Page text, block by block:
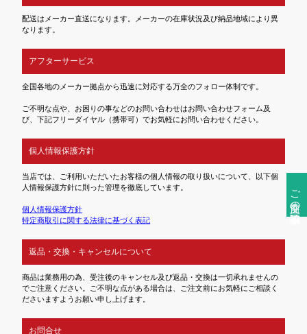
ご注文前の確認事項
配送はメーカー直送になります。メーカーの在庫状況及び納品地域により異
なります。
アフターサービス
全国各地のメーカー拠点から迅速に対応する万全のフォロー体制です。
ご不明な点や、お困りの事などのお問い合わせはお問い合わせフォーム及
び、下記フリーダイヤル（携帯可）でお気軽にお問い合わせください。
個人情報保護方針
当店では、ご利用いただいたお客様の個人情報の取り扱いについて、以下個
人情報保護方針に則った管理を徹底しています。
個人情報保護方針
特定商取引に関する法律に基づく表記
返品・交換・キャンセルについて
商品は業務用の為、受注後のキャンセル及び返品・交換は一切承れませんの
でご注意ください。ご不明な点がある場合は、ご注文前にお気軽にご相談く
ださいますようお願い申し上げます。
お問合せ